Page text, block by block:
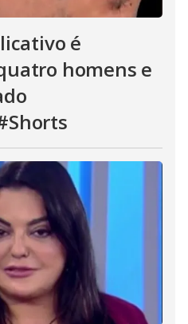
é
homens e